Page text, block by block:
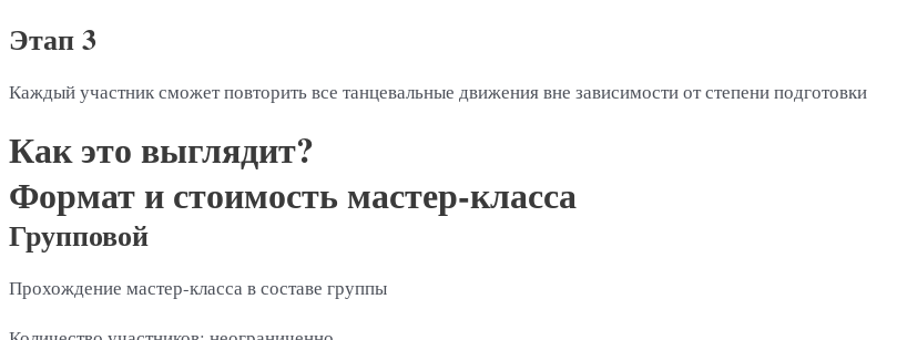
Этап 3
Каждый участник сможет повторить все танцевальные движения вне зависимости от степени подготовки
Как это выглядит?
Формат и стоимость мастер-класса
Групповой
Прохождение мастер-класса в составе группы